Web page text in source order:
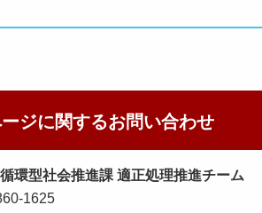
ジに関するお問い合わせ
環型社会推進課 適正処理推進チーム
1625